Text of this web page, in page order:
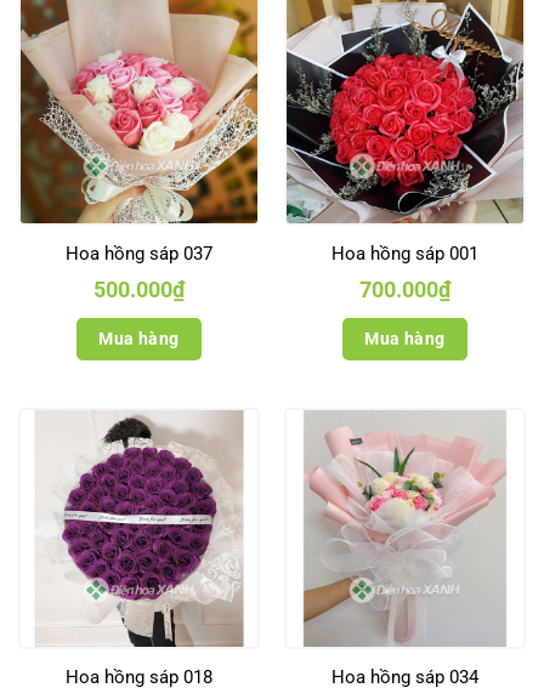
Hoa hồng sáp 037
500.000₫
Mua hàng
Hoa hồng sáp 001
700.000₫
Mua hàng
Hoa hồng sáp 018 Hoa hồng sáp 034